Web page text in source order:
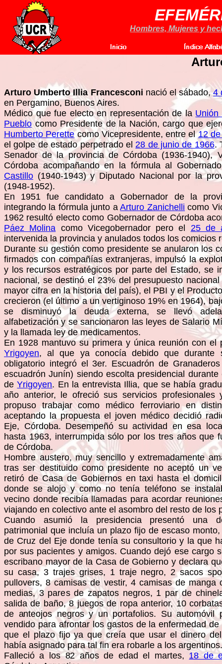
Hombres, Mujeres y
Arturo Umberto Illia Francesconi nació el sábado,4
en Pergamino, Buenos Aires.
Médico que fue electo en representación de la Unión
Pueblocomo Presidente de la Nación, cargo que
Humberto Perettecomo Vicepresidente, entre el12
el golpe de estado perpetrado el28 de junio de 1966.
Senador de la provincia de Córdoba (1936-1940),
Córdoba acompañando en la fórmula al
Castillo (1940-1943) y Diputado Nacional por la
(1948-1952).
En 1951 fue candidato a Gobernador de la
integrando la fórmula junto aArturo Zanichelli como
1962 resultó electo como Gobernador de Córdoba
Páez Molina como Vicegobernador pero el 25 de
intervenida la provincia y anulados todos los comicios
Durante su gestión como presidente se anularon los
firmados con compañías extranjeras, impulsó la
y los recursos estratégicos por parte del Estado, se
nacional, se destinó el 23% del presupuesto
mayor cifra en la historia del país), el PBI y el
crecieron (el último a un vertiginoso 19% en 1964),
se disminuyó la deuda externa, se llevó
alfabetización y se sancionaron las leyes de Salario
y la llamada ley de medicamentos.
En 1928 mantuvo su primera y única reunión con el
Yrigoyen, al que ya conocía debido que durante
obligatorio integró el 3er. Escuadrón de
escuadrón Junín) siendo escolta presidencial
deYrigoyen. En la entrevista Illia, que se había
año anterior, le ofreció sus servicios profesionales
propuso trabajar como médico ferroviario en
aceptando la propuesta el joven médico decidió
Eje, Córdoba. Desempeñó su actividad en esa
hasta 1963, interrumpida sólo por los tres años que
de Córdoba.
Hombre austero, muy sencillo y extremadamente
tras ser destituido como presidente no aceptó un
retiró de Casa de Gobiernos en taxi hasta el
donde se alojo y como no tenía teléfono se
vecino donde recibía llamadas para acordar
viajando en colectivo ante el asombro del resto de los
Cuando asumió la presidencia presentó una
patrimonial que incluía un plazo fijo de escaso
de Cruz del Eje donde tenía su consultorio y la que
por sus pacientes y amigos. Cuando dejó ese cargo
escribano mayor de la Casa de Gobierno y declara
su casa, 3 trajes grises, 1 traje negro, 2 sacos
pullovers, 8 camisas de vestir, 4 camisas de manga
medias, 3 pares de zapatos negros, 1 par de
salida de baño, 8 juegos de ropa anterior, 10
de anteojos negros y un portafolios. Su automóvil
vendido para afrontar los gastos de la enfermedad
que el plazo fijo ya que creía que usar el dinero
había asignado para tal fin era robarle a los argentinos.
Falleció a los 82 años de edad el martes, 18 de